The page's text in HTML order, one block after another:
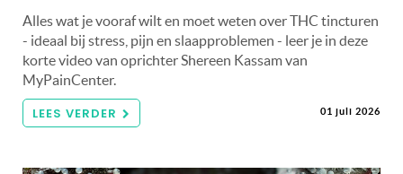
Alles wat je vooraf wilt en moet weten over THC tincturen
- ideaal bij stress, pijn en slaapproblemen - leer je in deze
korte video van oprichter Shereen Kassam van
MyPainCenter.
LEES VERDER 01 juli 2026